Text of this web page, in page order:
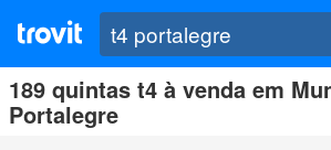
189 quintas t4 à venda em
Portalegre